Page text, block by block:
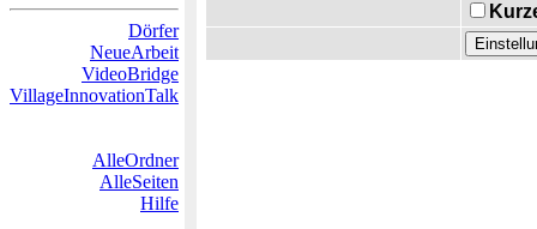
Dörfer
NeueArbeit
VideoBridge
VillageInnovationTalk
AlleOrdner
AlleSeiten
Hilfe